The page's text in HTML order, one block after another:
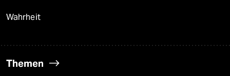
Wahrheit
Themen